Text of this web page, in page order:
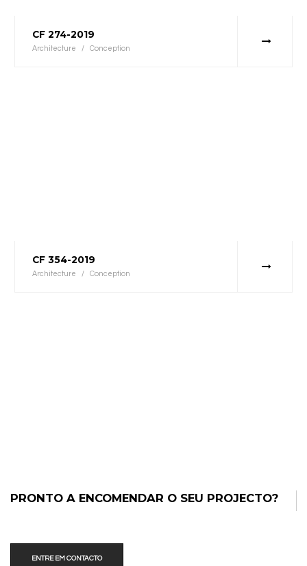
CF 274-2019
Architecture / Conception
CF 354-2019
Architecture / Conception
PRONTO A ENCOMENDAR O SEU PROJECTO?
ENTRE EM CONTACTO